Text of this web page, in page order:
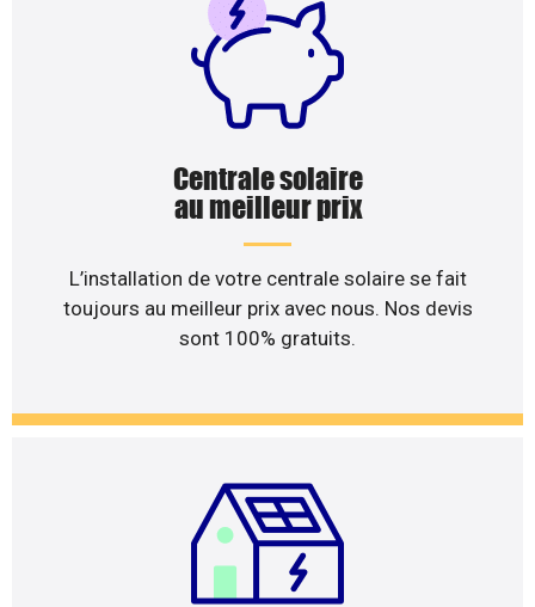
Centrale solaire
au meilleur prix
L’installation de votre centrale solaire se fait
toujours au meilleur prix avec nous. Nos devis
sont 100% gratuits.